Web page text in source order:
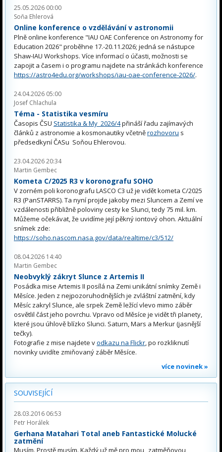
25.05.2026 00:00
Soňa Ehlerová
Online konference o vzdělávání v astronomii
Plně online konference "IAU OAE Conference on Astronomy for
Education 2026" proběhne 17.-20.11.2026; jedná se nástupce
Shaw-IAU Workshops. Více informací o účasti, možnosti se
zapojit a časem i o programu najdete na stránkách konference
https://astro4edu.org/workshops/iau-oae-conference-2026/.
24.04.2026 05:00
Josef Chlachula
Téma - Statistika vesmíru
Časopis ČSU Statistika & My 2026/4přináší řadu zajímavých
článků z astronomie a kosmonautiky včetněrozhovoru s
předsedkyní ČASu Soňou Ehlerovou.
23.04.2026 20:34
Martin Gembec
Kometa C/2025 R3 v koronografu SOHO
V zorném poli koronografu LASCO C3 už je vidět kometa C/2025
R3 (PanSTARRS). Ta nyní projde jakoby mezi Sluncem a Zemí ve
vzdálenosti přibližně poloviny cesty ke Slunci, tedy 75 mil. km.
Můžeme očekávat, že uvidíme její pěkný iontový ohon. Aktuální
snímek zde:
https://soho.nascom.nasa.gov/data/realtime/c3/512/
08.04.2026 14:40
Martin Gembec
Neobvyklý zákryt Slunce z Artemis II
Posádka mise Artemis II posílá na Zemi unikátní snímky Země i
Měsíce. Jeden z nejpozoruhodnějších je zvláštní zatmění, kdy
Měsíc zakryl Slunce, ale srpek Země ležící vlevo mimo záběr
osvětlil část jeho povrchu. Vpravo od Měsíce je vidět tři planety,
které jsou úhlově blízko Slunci. Saturn, Mars a Merkur (jasnější
tečky).
Fotografie z mise najdete vodkazu na Flickr, po rozkliknutí
novinky uvidíte zmiňovaný záběr Měsíce.
více novinek »
SOUVISEJÍCÍ
28.03.2016 06:53
Petr Horálek
Gerhana Matahari Total aneb Fantastické Molucké
zatmění